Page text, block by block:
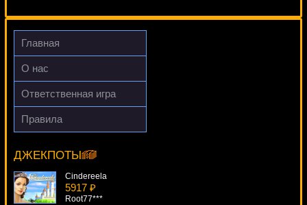
Dazzling Diamonds
4419 ₽
alex***
Главная
О нас
Ответственная игра
Правила
ДЖЕКПОТЫ
Iron Man 2
tank***
Cindereela
5917 ₽
Root77***